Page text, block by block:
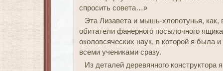
спросить совета…»
Эта Лизавета и мышь-хлопотунья, как,
обитатели фанерного посылочного
околовсяческих наук, в которой я была
всеми учениками сразу.
Из деталей деревянного конструктора